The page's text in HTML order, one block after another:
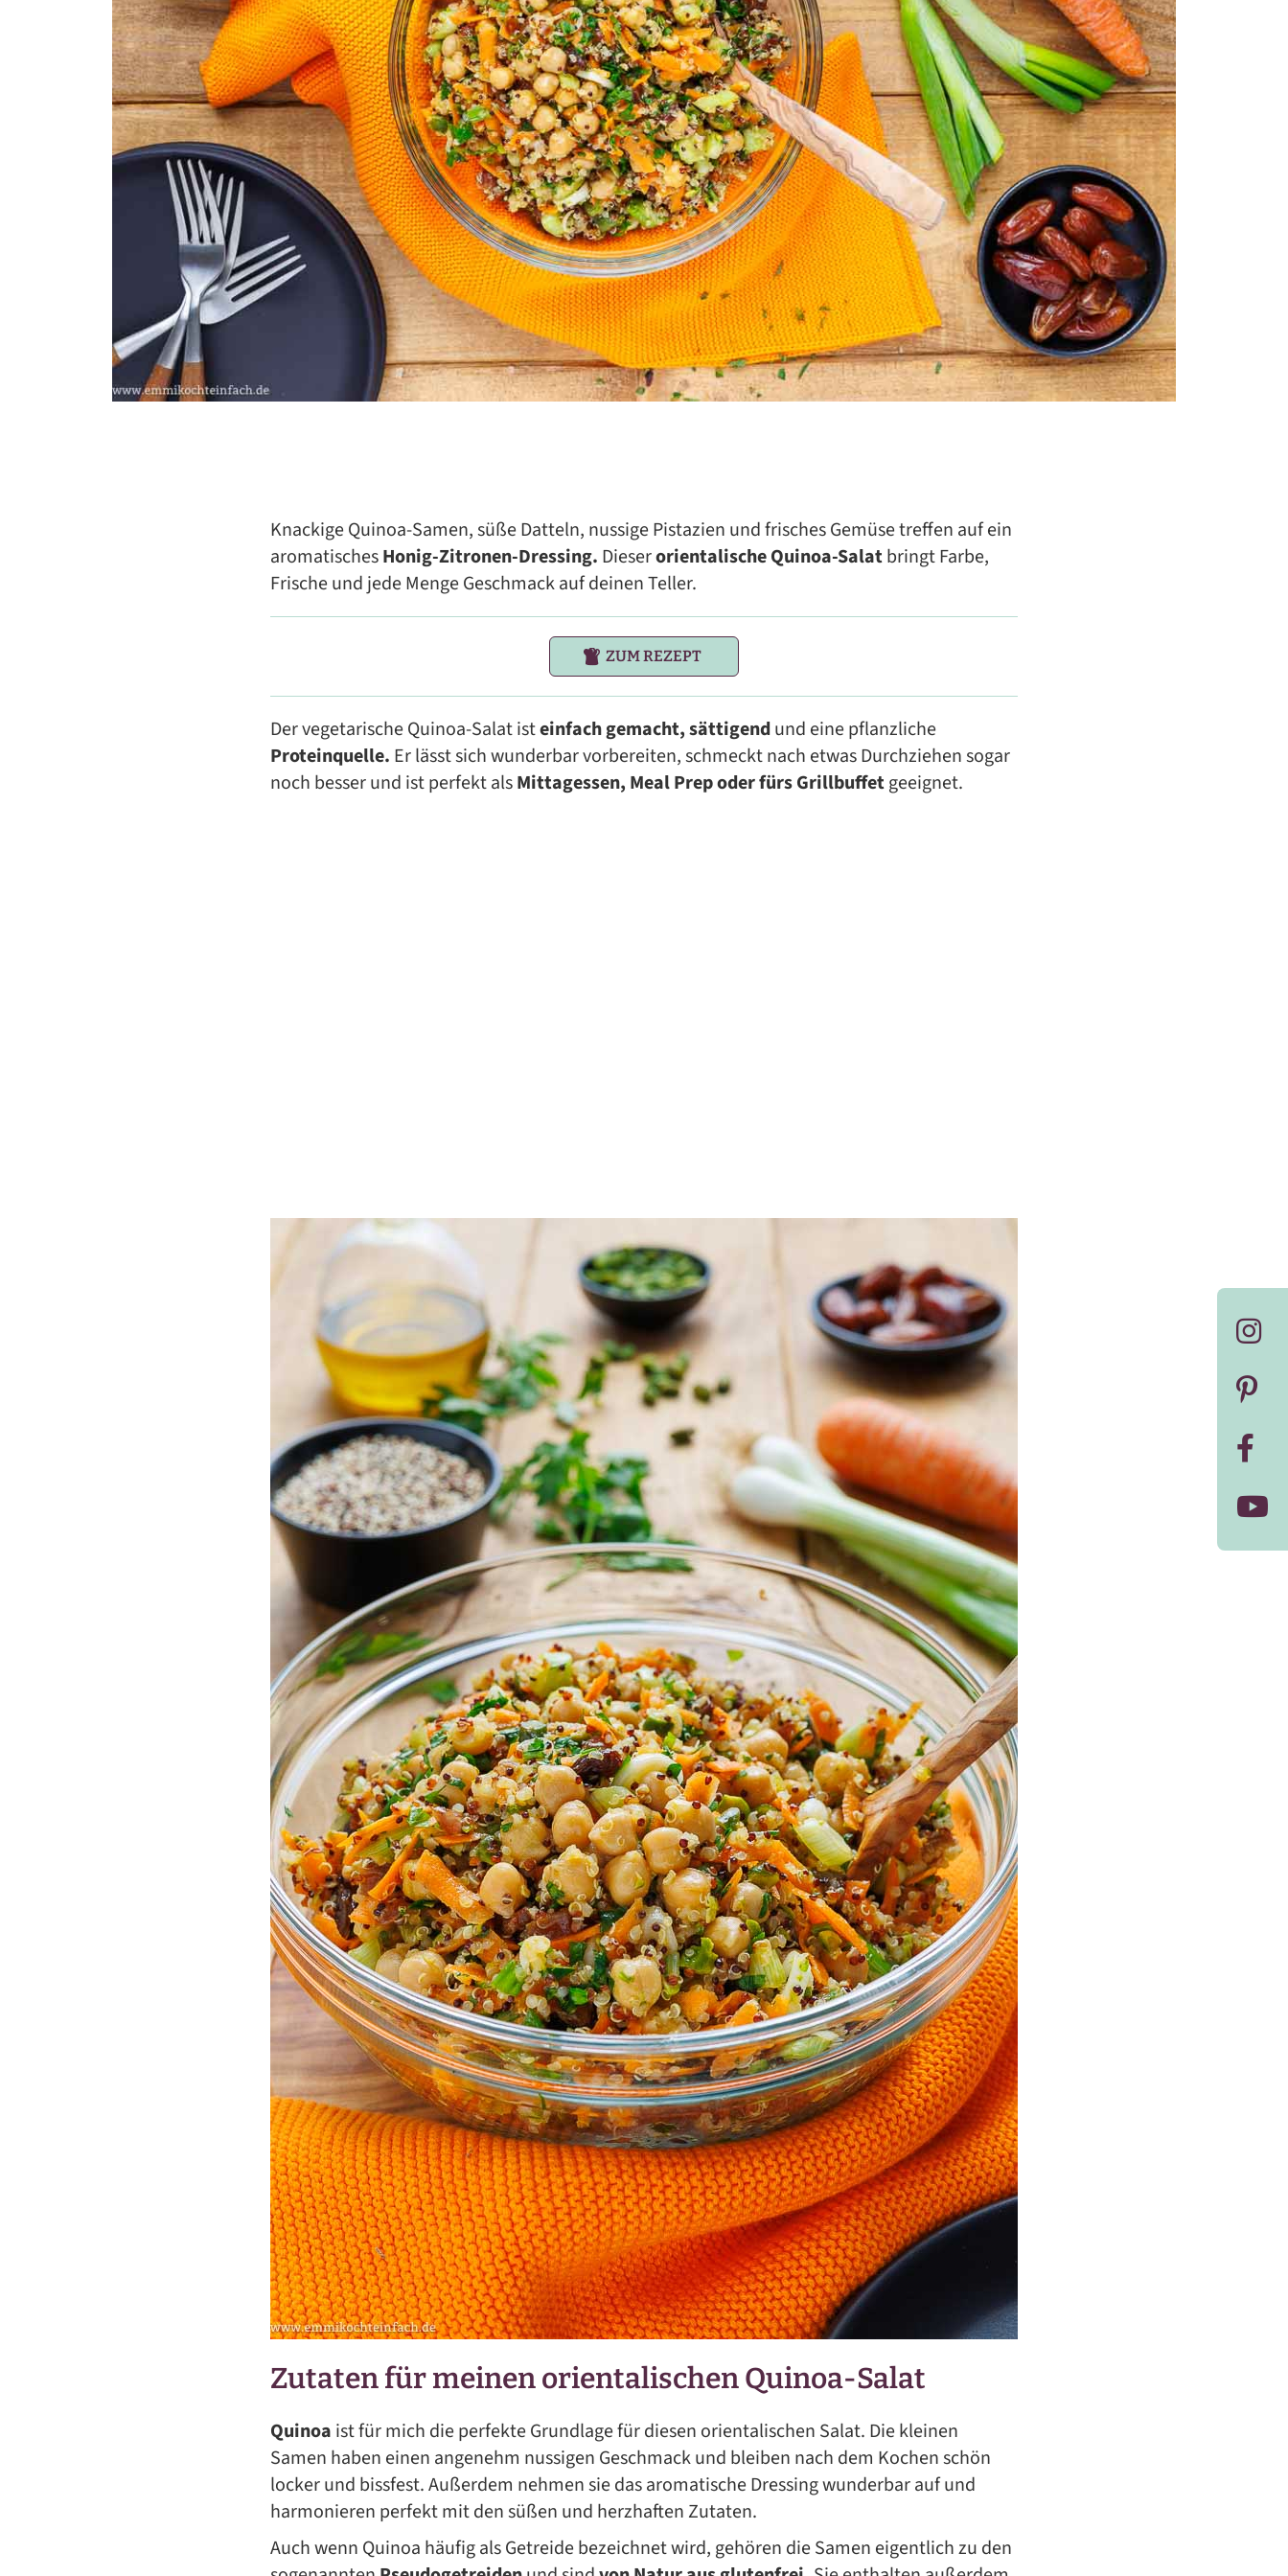
Knackige Quinoa-Samen, süße Datteln, nussige Pistazien und frisches Gemüse treffen auf ein
aromatischesHonig-Zitronen-Dressing. Dieserorientalische Quinoa-Salatbringt Farbe,
Frische und jede Menge Geschmack auf deinen Teller.
ZUM REZEPT
Der vegetarische Quinoa-Salat isteinfach gemacht, sättigendund eine pflanzliche
Proteinquelle. Er lässt sich wunderbar vorbereiten, schmeckt nach etwas Durchziehen sogar
noch besser und ist perfekt alsMittagessen, Meal Prep oder fürs Grillbuffetgeeignet.
Zutaten für meinen orientalischen Quinoa-Salat
Quinoa ist für mich die perfekte Grundlage für diesen orientalischen Salat. Die kleinen
Samen haben einen angenehm nussigen Geschmack und bleiben nach dem Kochen schön
locker und bissfest. Außerdem nehmen sie das aromatische Dressing wunderbar auf und
harmonieren perfekt mit den süßen und herzhaften Zutaten.
Auch wenn Quinoa häufig als Getreide bezeichnet wird, gehören die Samen eigentlich zu den